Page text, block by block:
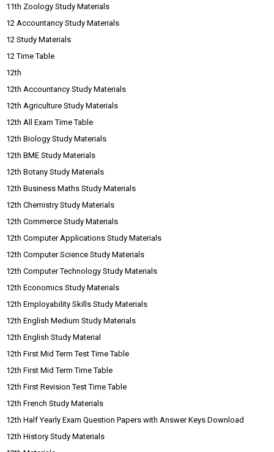
11th Zoology Study Materials
12 Accountancy Study Materials
12 Study Materials
12 Time Table
12th
12th Accountancy Study Materials
12th Agriculture Study Materials
12th All Exam Time Table
12th Biology Study Materials
12th BME Study Materials
12th Botany Study Materials
12th Business Maths Study Materials
12th Chemistry Study Materials
12th Commerce Study Materials
12th Computer Applications Study Materials
12th Computer Science Study Materials
12th Computer Technology Study Materials
12th Economics Study Materials
12th Employability Skills Study Materials
12th English Medium Study Materials
12th English Study Material
12th First Mid Term Test Time Table
12th First Mid Term Time Table
12th First Revision Test Time Table
12th French Study Materials
12th Half Yearly Exam Question Papers with Answer Keys Download
12th History Study Materials